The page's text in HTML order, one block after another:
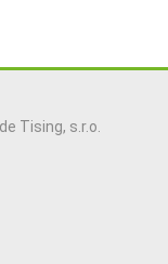
Tising, s.r.o.